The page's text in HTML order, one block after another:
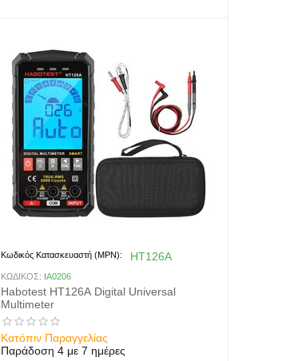
Κωδικός Κατασκευαστή (MPN): HT126A
ΚΩΔΙΚΟΣ: IA0206
Habotest HT126A Digital Universal
Multimeter
Κατόπιν Παραγγελίας
Παράδοση 4 με 7 ημέρες